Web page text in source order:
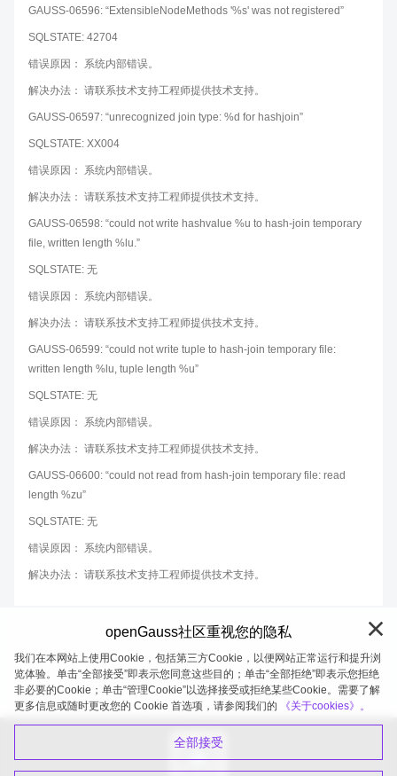
GAUSS-06596: “ExtensibleNodeMethods '%s' was not registered”
SQLSTATE: 42704
错误原因： 系统内部错误。
解决办法： 请联系技术支持工程师提供技术支持。
GAUSS-06597: “unrecognized join type: %d for hashjoin”
SQLSTATE: XX004
错误原因： 系统内部错误。
解决办法： 请联系技术支持工程师提供技术支持。
GAUSS-06598: “could not write hashvalue %u to hash-join temporary
file, written length %lu.”
SQLSTATE: 无
错误原因： 系统内部错误。
解决办法： 请联系技术支持工程师提供技术支持。
GAUSS-06599: “could not write tuple to hash-join temporary file:
written length %lu, tuple length %u”
SQLSTATE: 无
错误原因： 系统内部错误。
解决办法： 请联系技术支持工程师提供技术支持。
GAUSS-06600: “could not read from hash-join temporary file: read
length %zu”
SQLSTATE: 无
错误原因： 系统内部错误。
解决办法： 请联系技术支持工程师提供技术支持。
openGauss 2026-08-07 20:27:02
openGauss社区重视您的隐私
我们在本网站上使用Cookie，包括第三方Cookie，以便网站正常运行和提升浏
览体验。单击“全部接受”即表示您同意这些目的；单击“全部拒绝”即表示您拒绝
非必要的Cookie；单击“管理Cookie”以选择接受或拒绝某些Cookie。需要了解
更多信息或随时更改您的 Cookie 首选项，请参阅我们的
《关于cookies》。
全部接受